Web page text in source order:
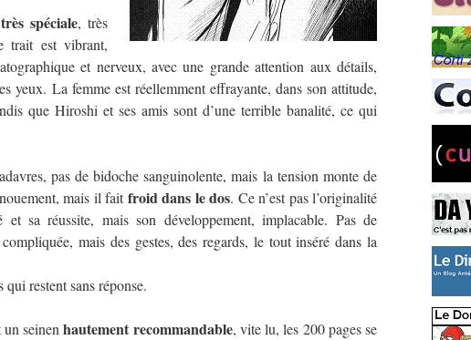
très spéciale, très
trait est vibrant,
et nerveux, avec une grande attention aux détails,
yeux. La femme est réellemment effrayante, dans son attitude,
que Hiroshi et ses amis sont d’une terrible banalité, ce qui
pas de bidoche sanguinolente, mais la tension monte de
mais il faitfroid dans le dos. Ce n’est pas l’originalité
sa réussite, mais son développement, implacable. Pas de
mais des gestes, des regards, le tout inséré dans la
qui restent sans réponse.
un seinenhautement recommandable, vite lu, les 200 pages se